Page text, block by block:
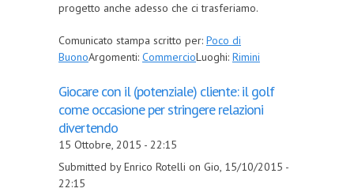
progetto anche adesso che ci trasferiamo.
Comunicato stampa scritto per: Poco di
BuonoArgomenti: CommercioLuoghi: Rimini
Giocare con il (potenziale) cliente: il golf
come occasione per stringere relazioni
divertendo
15 Ottobre, 2015 - 22:15
Submitted by Enrico Rotelli on Gio, 15/10/2015 -
22:15